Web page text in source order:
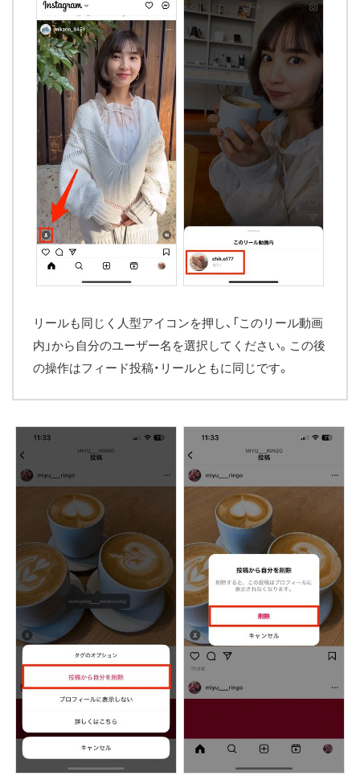
リールも同じく人型アイコンを押し、「このリール動画
内」から自分のユーザー名を選択してください。この後
の操作はフィード投稿・リールともに同じです。